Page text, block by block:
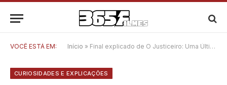
VOCÊ ESTÁ EM: Início » Final explicado de O Justiceiro: Uma Última Morte
CURIOSIDADES E EXPLICAÇÕES